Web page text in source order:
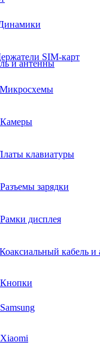
и антенны
SIM-карт
Микросхемы
Камеры
клавиатуры
Разъемы зарядки
Рамки дисплея
Коаксиальный кабель и
Кнопки
Samsung
Xiaomi